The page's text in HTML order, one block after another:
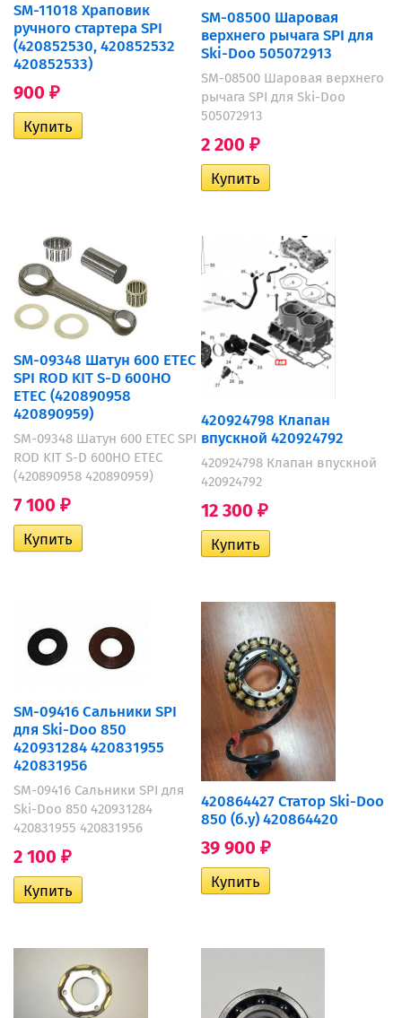
SM-11018 Храповик
ручного стартера SPI
(420852530, 420852532
420852533)
900 ₽
SM-08500 Шаровая
верхнего рычага SPI для
Ski-Doo 505072913
SM-08500 Шаровая верхнего
рычага SPI для Ski-Doo
505072913
2 200 ₽
SM-09348 Шатун 600 ETEC
SPI ROD KIT S-D 600HO
ETEC (420890958
420890959)
SM-09348 Шатун 600 ETEC SPI
ROD KIT S-D 600HO ETEC
(420890958 420890959)
7 100 ₽
420924798 Клапан
впускной 420924792
420924798 Клапан впускной
420924792
12 300 ₽
SM-09416 Сальники SPI
для Ski-Doo 850
420931284 420831955
420831956
SM-09416 Сальники SPI для
Ski-Doo 850 420931284
420831955 420831956
2 100 ₽
420864427 Статор Ski-Doo
850 (б.у) 420864420
39 900 ₽